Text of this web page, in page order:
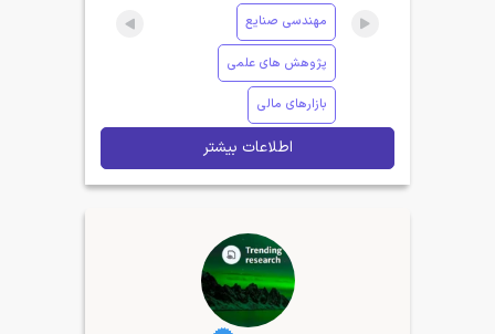
مهندسی صنایع
پژوهش های علمی
بازارهای مالی
اطلاعات بیشتر